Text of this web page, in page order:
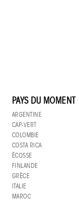
PAYS DU MOMENT
ARGENTINE
CAP-VERT
COLOMBIE
COSTA RICA
ÉCOSSE
FINLANDE
GRÈCE
ITALIE
MAROC